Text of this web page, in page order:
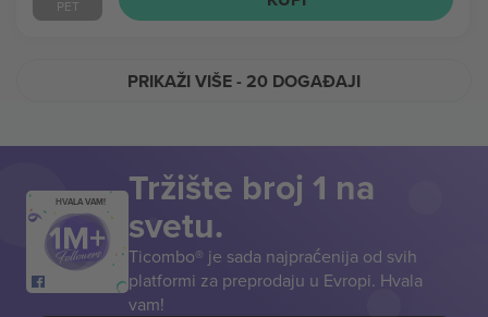
PET
PRIKAŽI VIŠE- 20 DOGAĐAJI
HVALA VAM! Tržište broj 1 na
svetu.
Ticombo® je sada najpraćenija od svih
platformi za preprodaju u Evropi. Hvala
vam!